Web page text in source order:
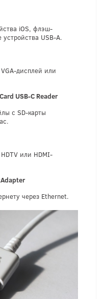
iOS, флэш-
USB-A.
дисплей или
USB-C Reader
с SD-карты
или HDMI-
через Ethernet.